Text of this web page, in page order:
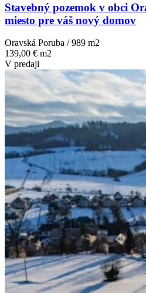
Stavebný pozemok v obci
miesto pre váš nový domov
Oravská Poruba / 989 m2
139,00 € m2
V predaji